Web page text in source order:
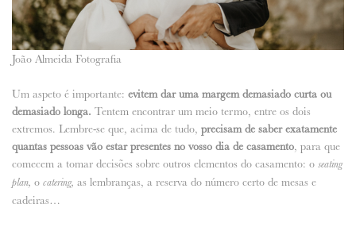
João Almeida Fotografia
Um aspeto é importante: evitem dar uma margem demasiado curta ou
demasiado longa. Tentem encontrar um meio termo, entre os dois
extremos. Lembre-se que, acima de tudo, precisam de saber exatamente
quantas pessoas vão estar presentes no vosso dia de casamento, para que
comecem a tomar decisões sobre outros elementos do casamento: o seating
plan, o catering, as lembranças, a reserva do número certo de mesas e
cadeiras…